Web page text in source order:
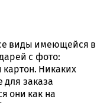
виды имеющейся в
с фото:
Никаких
для заказа
они как на